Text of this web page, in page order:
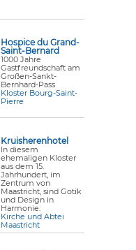
Hospice du Grand-
Saint-Bernard
1000 Jahre
Gastfreundschaft am
Großen-Sankt-
Bernhard-Pass
Kloster Bourg-Saint-
Pierre
Kruisherenhotel
In diesem
ehemaligen Kloster
aus dem 15.
Jahrhundert, im
Zentrum von
Maastricht, sind Gotik
und Design in
Harmonie.
Kirche und Abtei
Maastricht